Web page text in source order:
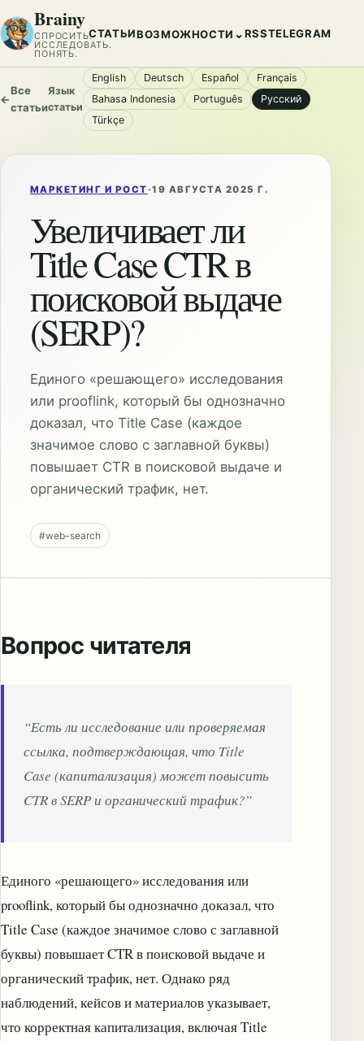
Brainy
СПРОСИТЬ.
ИССЛЕДОВАТЬ.
ПОНЯТЬ.
СТАТЬИВОЗМОЖНОСТИ ⌄RSSTELEGRAM
←
Все
статьи
Язык
статьи
English Deutsch Español
Français
Bahasa Indonesia
Português
Русский
Türkçe
МАРКЕТИНГ И РОСТ·19 АВГУСТА 2025 Г.
Увеличивает ли
Title Case CTR в
поисковой выдаче
(SERP)?
Единого «решающего» исследования
или prooflink, который бы однозначно
доказал, что Title Case (каждое
значимое слово с заглавной буквы)
повышает CTR в поисковой выдаче и
органический трафик, нет.
#web-search
Вопрос читателя
“Есть ли исследование или проверяемая
ссылка, подтверждающая, что Title
Case (капитализация) может повысить
CTR в SERP и органический трафик?”
Единого «решающего» исследования или
prooflink, который бы однозначно доказал, что
Title Case (каждое значимое слово с заглавной
буквы) повышает CTR в поисковой выдаче и
органический трафик, нет. Однако ряд
наблюдений, кейсов и материалов указывает,
что корректная капитализация, включая Title